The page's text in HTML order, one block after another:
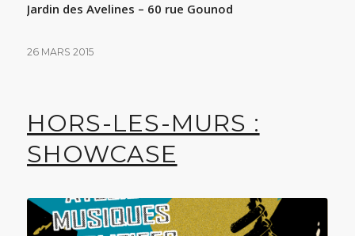
Jardin des Avelines – 60 rue Gounod
26 MARS 2015
HORS-LES-MURS :
SHOWCASE